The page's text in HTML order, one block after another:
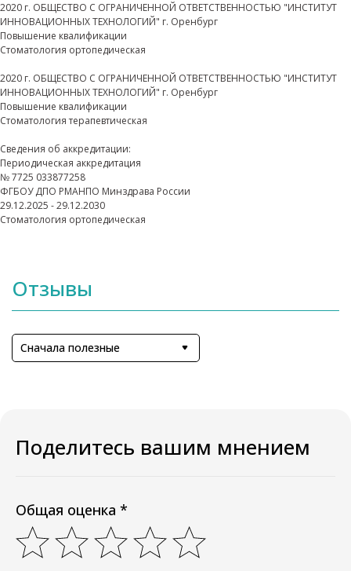
2020 г. ОБЩЕСТВО С ОГРАНИЧЕННОЙ ОТВЕТСТВЕННОСТЬЮ "ИНСТИТУТ
ИННОВАЦИОННЫХ ТЕХНОЛОГИЙ" г. Оренбург
Повышение квалификации
Стоматология ортопедическая
2020 г. ОБЩЕСТВО С ОГРАНИЧЕННОЙ ОТВЕТСТВЕННОСТЬЮ "ИНСТИТУТ
ИННОВАЦИОННЫХ ТЕХНОЛОГИЙ" г. Оренбург
Повышение квалификации
Стоматология терапевтическая
Cведения об аккредитации:
Периодическая аккредитация
№ 7725 033877258
ФГБОУ ДПО РМАНПО Минздрава России
29.12.2025 - 29.12.2030
Стоматология ортопедическая
Отзывы
Сначала полезные
Поделитесь вашим мнением
Общая оценка *